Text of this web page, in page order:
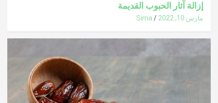
إزالة آثار الحبوب القديمة
مارس 10, 2022 Sima